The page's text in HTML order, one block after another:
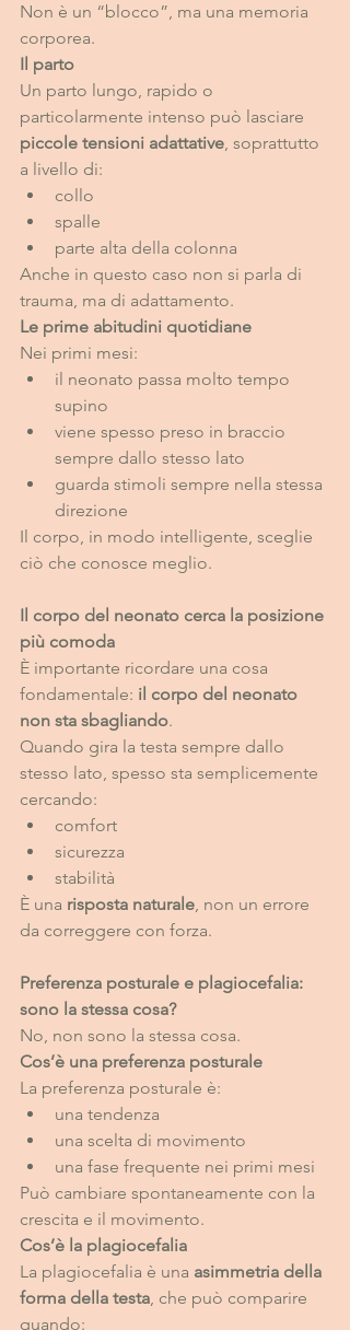
Non è un “blocco”, ma una memoria
corporea.
Il parto
Un parto lungo, rapido o
particolarmente intenso può lasciare
piccole tensioni adattative, soprattutto
a livello di:
collo
spalle
parte alta della colonna
Anche in questo caso non si parla di
trauma, ma di adattamento.
Le prime abitudini quotidiane
Nei primi mesi:
il neonato passa molto tempo
supino
viene spesso preso in braccio
sempre dallo stesso lato
guarda stimoli sempre nella stessa
direzione
Il corpo, in modo intelligente, sceglie
ciò che conosce meglio.
Il corpo del neonato cerca la posizione
più comoda
È importante ricordare una cosa
fondamentale: il corpo del neonato
non sta sbagliando.
Quando gira la testa sempre dallo
stesso lato, spesso sta semplicemente
cercando:
comfort
sicurezza
stabilità
È una risposta naturale, non un errore
da correggere con forza.
Preferenza posturale e plagiocefalia:
sono la stessa cosa?
No, non sono la stessa cosa.
Cos’è una preferenza posturale
La preferenza posturale è:
una tendenza
una scelta di movimento
una fase frequente nei primi mesi
Può cambiare spontaneamente con la
crescita e il movimento.
Cos’è la plagiocefalia
La plagiocefalia è una asimmetria della
forma della testa, che può comparire
quando: